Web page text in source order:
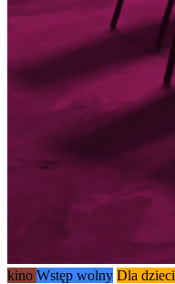
kino Wstęp wolny Dla dzieci